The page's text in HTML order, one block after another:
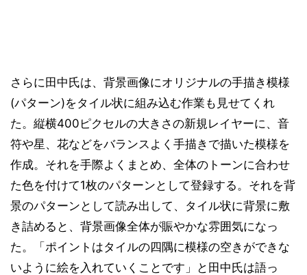
さらに田中氏は、背景画像にオリジナルの手描き模様
(パターン)をタイル状に組み込む作業も見せてくれ
た。縦横400ピクセルの大きさの新規レイヤーに、音
符や星、花などをバランスよく手描きで描いた模様を
作成。それを手際よくまとめ、全体のトーンに合わせ
た色を付けて1枚のパターンとして登録する。それを背
景のパターンとして読み出して、タイル状に背景に敷
き詰めると、背景画像全体が賑やかな雰囲気になっ
た。「ポイントはタイルの四隅に模様の空きができな
いように絵を入れていくことです」と田中氏は語っ